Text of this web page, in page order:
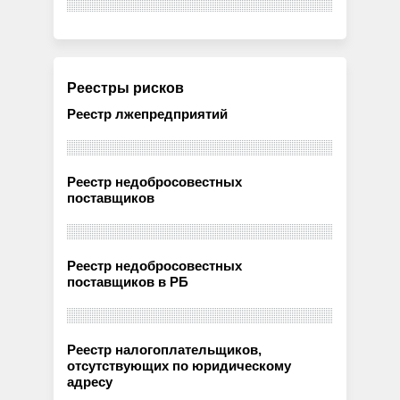
Реестры рисков
Реестр лжепредприятий
Реестр недобросовестных
поставщиков
Реестр недобросовестных
поставщиков в РБ
Реестр налогоплательщиков,
отсутствующих по юридическому
адресу